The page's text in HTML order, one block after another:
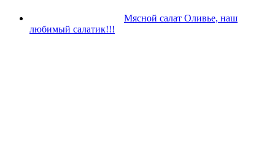
Мясной салат Оливье, наш
любимый салатик!!!